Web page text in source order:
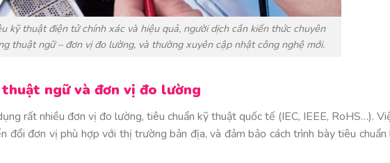
kỹ thuật điện tử chính xác và hiệu quả, người dịch cần kiến thức chuyên
thuật ngữ – đơn vị đo lường, và thường xuyên cập nhật công nghệ mới.
ngữ và đơn vị đo lường
rất nhiều đơn vị đo lường, tiêu chuẩn kỹ thuật quốc tế (IEC, IEEE, RoHS…).
đổi đơn vị phù hợp với thị trường bản địa, và đảm bảo cách trình bày tiêu chuẩn